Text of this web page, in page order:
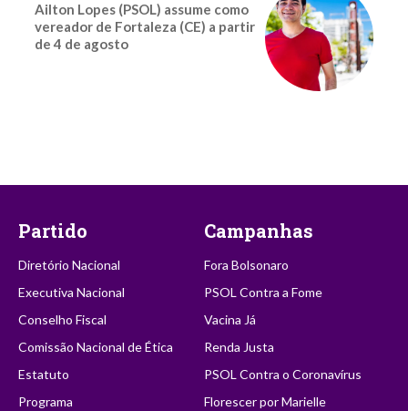
Ailton Lopes (PSOL) assume como
vereador de Fortaleza (CE) a partir
de 4 de agosto
Partido
Diretório Nacional
Executiva Nacional
Conselho Fiscal
Comissão Nacional de Ética
Estatuto
Programa
Campanhas
Fora Bolsonaro
PSOL Contra a Fome
Vacina Já
Renda Justa
PSOL Contra o Coronavírus
Florescer por Marielle